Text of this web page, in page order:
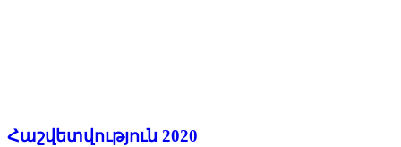
Հաշվետվություն 2020